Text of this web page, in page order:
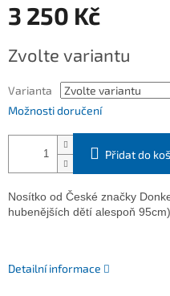
3 250 Kč
cena:
Zvolte variantu
Varianta
Možnosti doručení
Přidat do
Nosítko od České značky
hubenějších dětí alespoň
Detailní informace